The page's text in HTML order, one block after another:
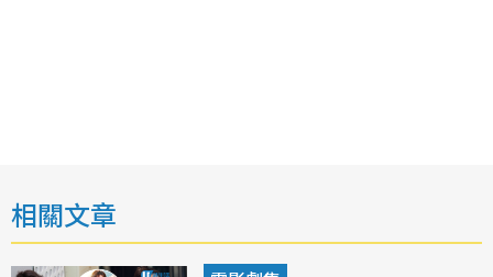
相關文章